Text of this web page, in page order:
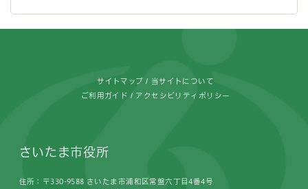
サイトマップ 当サイトについて
ご利用ガイド アクセシビリティポリシー
さいたま市役所
住所：〒330-9588 さいたま市浦和区常盤六丁目4番4号